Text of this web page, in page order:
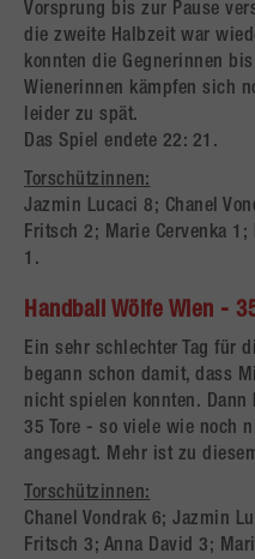
Vorsprung bis zur Pause
die zweite Halbzeit war
konnten die Gegnerinnen
Wienerinnen kämpfen sich
leider zu spät.
Das Spiel endete 22: 21.
Torschützinnen:
Jazmin Lucaci 8; Chanel
Fritsch 2; Marie Cervenka
1.
Handball Wölfe Wien -
Ein sehr schlechter Tag für
begann schon damit, dass
nicht spielen konnten. Dann
35 Tore - so viele wie noch
angesagt. Mehr ist zu
Torschützinnen:
Chanel Vondrak 6; Jazmin
Fritsch 3; Anna David 3;